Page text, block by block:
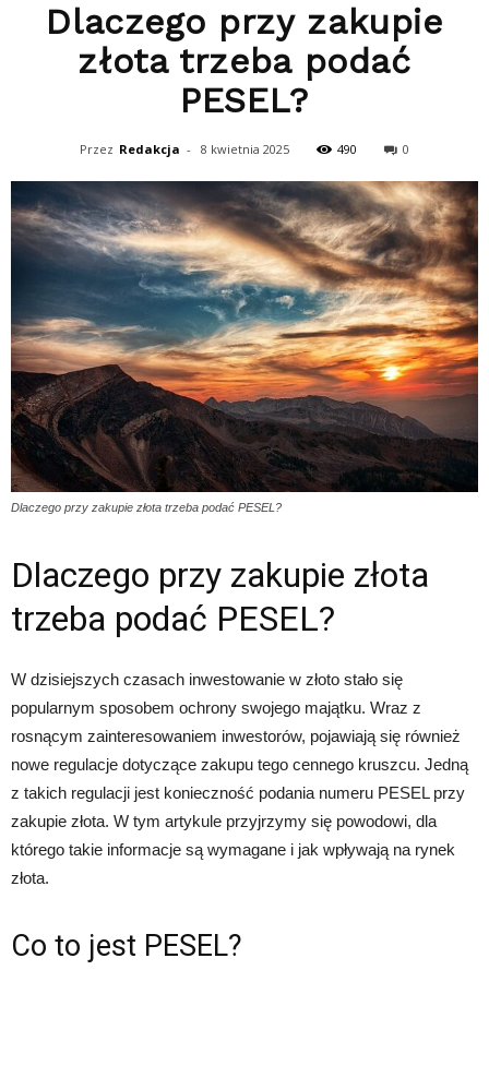
Dlaczego przy zakupie
złota trzeba podać
PESEL?
Przez Redakcja - 8 kwietnia 2025 490 0
Dlaczego przy zakupie złota trzeba podać PESEL?
Dlaczego przy zakupie złota
trzeba podać PESEL?
W dzisiejszych czasach inwestowanie w złoto stało się
popularnym sposobem ochrony swojego majątku. Wraz z
rosnącym zainteresowaniem inwestorów, pojawiają się również
nowe regulacje dotyczące zakupu tego cennego kruszcu. Jedną
z takich regulacji jest konieczność podania numeru PESEL przy
zakupie złota. W tym artykule przyjrzymy się powodowi, dla
którego takie informacje są wymagane i jak wpływają na rynek
złota.
Co to jest PESEL?